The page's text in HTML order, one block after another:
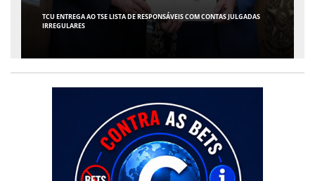
ARACAJU RECEBE ESPETÁCULO INFANTIL "SPIDEY E SEUS AMIGOS" COM
AVENTURA AO VIVO NO TEATRO ATHENEU